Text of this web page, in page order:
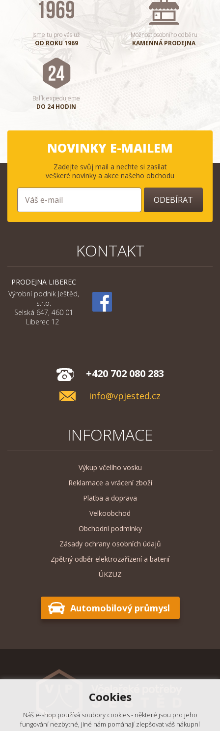
Jsme tu pro vás už
OD ROKU 1969
Možnost osobního odběru
KAMENNÁ PRODEJNA
Balík expedujeme
DO 24 HODIN
NOVINKY E-MAILEM
Zadejte svůj mail a nechte si zasílat
veškeré novinky a akce našeho obchodu
ODEBÍRAT
KONTAKT
PRODEJNA LIBEREC
Výrobní podnik Ještěd,
s.r.o.
Selská 647, 460 01
Liberec 12
+420 702 080 283
info@vpjested.cz
INFORMACE
Výkup včelího vosku
Reklamace a vrácení zboží
Platba a doprava
Velkoobchod
Obchodní podmínky
Zásady ochrany osobních údajů
Zpětný odběr elektrozařízení a baterií
ÚKZUZ
Automobilový průmysl
Cookies
Náš e-shop používá soubory cookies - některé jsou pro jeho
fungování nezbytné, jiné nám pomáhají zlepšovat váš nákupní